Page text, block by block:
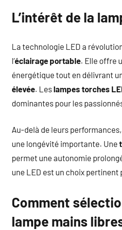
L’intérêt de la
La technologie LED a
l’éclairage portable. Elle offre
énergétique tout en délivrant
élevée. Leslampes torches
dominantes pour les
Au-delà de leurs
une longévité importante. Une
permet une autonomie
une LED est un choix
Comment
lampe mains